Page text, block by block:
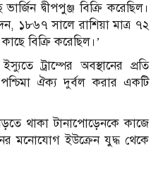
দ্বীপপুঞ্জ বিক্রি করেছিল।
১৮৬৭ সালে রাশিয়া মাত্র ৭২
বিক্রি করেছিল।’
ট্রাম্পের অবস্থানের প্রতি
ঐক্য দুর্বল করার একটি
থাকা টানাপোড়েনকে কাজে
মনোযোগ ইউক্রেন যুদ্ধ থেকে